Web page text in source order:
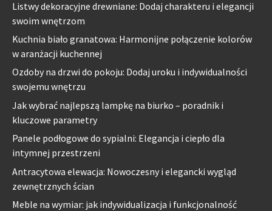
Listwy dekoracyjne drewniane: Dodaj charakteru i elegancji
swoim wnętrzom
Kuchnia biało granatowa: Harmonijne połączenie kolorów
w aranżacji kuchennej
Ozdoby na drzwi do pokoju: Dodaj uroku i indywidualności
swojemu wnętrzu
Jak wybrać najlepszą lampkę na biurko – poradnik i
kluczowe parametry
Panele podłogowe do sypialni: Elegancja i ciepło dla
intymnej przestrzeni
Antracytowa elewacja: Nowoczesny i elegancki wygląd
zewnętrznych ścian
Meble na wymiar: jak indywidualizacja i funkcjonalność